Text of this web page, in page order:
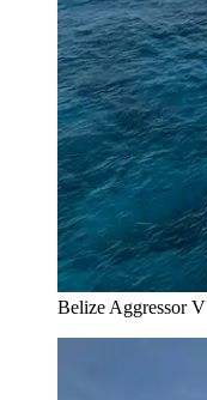
Belize Aggressor V